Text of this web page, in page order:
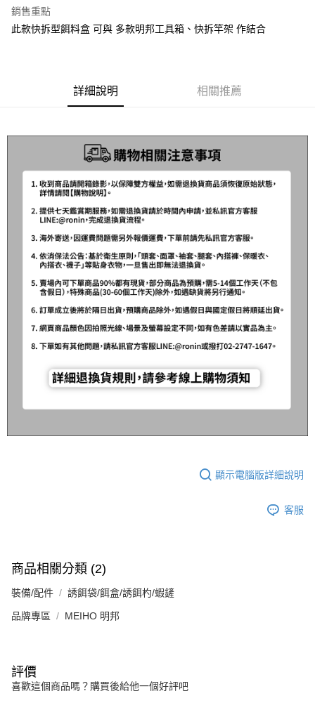
4.訂單成立30分鐘內，如未前往確認交易或遇審核未通過，訂單將自動取
消。如遇「轉專審核」未通過狀況，表示未達大哥付你分期系統評分，恕無
2.透過簡訊連結打開帳單後，可選擇「超商條碼／台灣大直營門市／銀行轉
用戶於交易時，得透過本服務購買商品或服務，並由商店將買賣／分期付款
買賣價金債權讓與本公司後，依約使用本公司帳單繳交帳款。
2.基於同意付款使用「大哥付你分期」之契約關係目的，商店將以您的個人
資料（包含姓名、電話或地址）提供予台灣大哥大進項蒐集、處理及利用，
3.完整用戶服務條款，請詳閱以下連結：https://oppay.tw/userRule
便利好安心！
１．簡單：不需註冊會員、不需綁卡、不需儲值。
２．便利：只要手機號碼，簡訊認證，即可結帳。
結帳頁面，進行簡訊認證並確認金額後，即可完成結帳。
２．訂單成立數日內，您將收到繳費通知簡訊。
※ 請注意：結帳手續完成當下不需立刻繳費，但若您需要取消訂單，請聯絡
購買商品的店家。未經商家同意取消之訂單仍視為有效，需透過AFTEE先享
後付繳納相關費用。
※ 交易是否成功請以「AFTEE先享後付 」之結帳頁面顯示為準，若有關於
是否繳費成功／繳費後需取消欲退款等相關疑問，請聯繫「AFTEE先享後付
客戶支援中心」https://netprotections.freshdesk.com/support/home
【注意事項】
易，需依本服務之必要範圍內提供個人資料，並將交易相關給付款項請求債
權轉讓予恩沛科技股份有限公司。
２．關於個人資料處理事宜，請瀏覽以下網址：
https://aftee.tw/terms/#terms3
３．未成年的使用者請事先徵得法定代理人或監護人之同意方可使用
「AFTEE先享後付」，若未經同意申辦者引起之損失，本公司不負相關責
４．使用「AFTEE先享後付」時，將依據個別帳號之用戶狀況，依本公司即
請求用戶進行身份認證。
５．嚴禁一人註冊多個帳號或使用他人資訊註冊。若發現惡意使用之情形，
貨到付款
每筆NT$60，滿NT$1,200(含以上)免運費
每筆NT$60，滿NT$1,200(含以上)免運費
每筆NT$60，滿NT$1,200(含以上)免運費
付款後7-11取貨
一般宅配（門市自取請勿下單，請聯繫客服）
離島一般宅配
貨到付款（門市自取請勿下單，請聯繫客服）
國家/地區配送(**下單前請私訊客服確認實際運費(運費另
計)，訂單才得以成立**)
銷售重點
此款快拆型餌料盒 可與 多款明邦工具箱、快拆竿架 作結合
詳細說明 相關推薦
顯示電腦版詳細說明
客服
商品相關分類 (2)
裝備/配件 誘餌袋/餌盒/誘餌杓/蝦鏟
品牌專區 MEIHO 明邦
評價
喜歡這個商品嗎？購買後給他一個好評吧